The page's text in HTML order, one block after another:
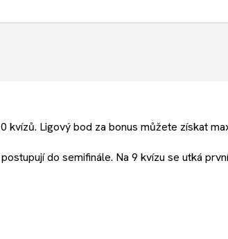
Ligový bod za bonus můžete získat
do semifinále. Na 9 kvízu se utká